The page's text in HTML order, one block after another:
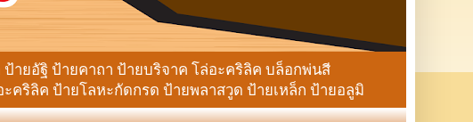
ายอัฐิ ป้ายคาถา ป้ายบริจาค โล่อะคริลิค บล็อกพ่นสี
คริลิค ป้ายโลหะกัดกรด ป้ายพลาสวูด ป้ายเหล็ก ป้ายอลูมิ